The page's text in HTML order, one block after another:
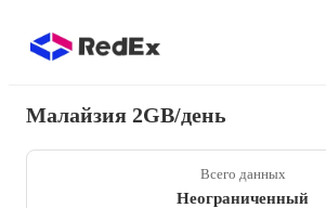
Малайзия 2GB/день
Всего данных
Неограниченный